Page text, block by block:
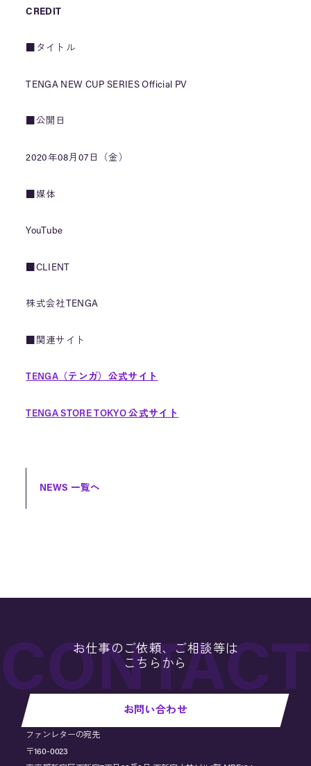
CREDIT
■タイトル
TENGA NEW CUP SERIES Official PV
■公開日
2020年08月07日（金）
■媒体
YouTube
■CLIENT
株式会社TENGA
■関連サイト
TENGA（テンガ）公式サイト
TENGA STORE TOKYO 公式サイト
NEWS 一覧へ
お仕事のご依頼、ご相談等は
こちらから
お問い合わせ
ファンレターの宛先
〒160-0023